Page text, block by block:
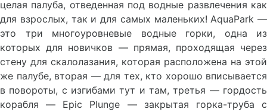
целая палуба, отведенная под водные развлечения как
для взрослых, так и для самых маленьких! AquaPark —
это три многоуровневые водные горки, одна из
которых для новичков — прямая, проходящая через
стену для скалолазания, которая расположена на этой
же палубе, вторая — для тех, кто хорошо вписывается
в повороты, с изгибами тут и там, третья — гордость
корабля — Epic Plunge — закрытая горка-труба с